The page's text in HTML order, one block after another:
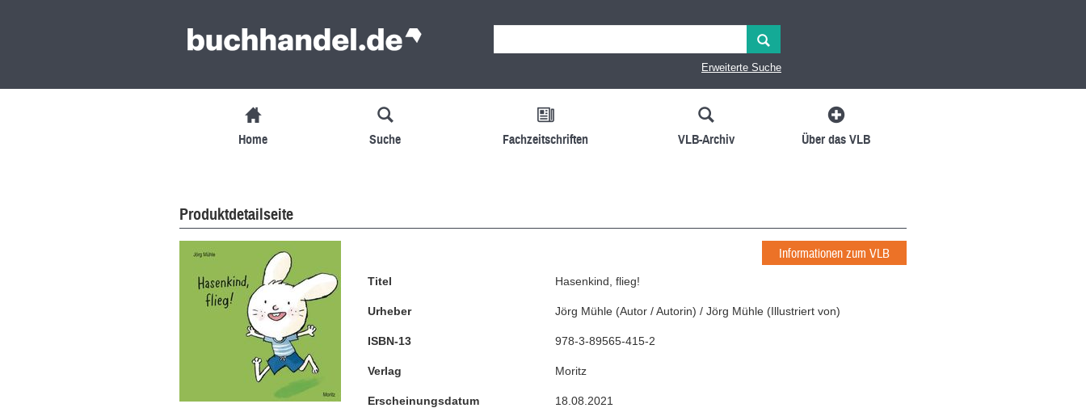
Erweiterte Suche
Home Suche Fachzeitschriften VLB-Archiv Über das VLB
Produktdetailseite
Informationen zum VLB
Titel Hasenkind, flieg!
Urheber Jörg Mühle (Autor / Autorin) / Jörg Mühle (Illustriert von)
ISBN-13 978-3-89565-415-2
Verlag Moritz
Erscheinungsdatum 18.08.2021